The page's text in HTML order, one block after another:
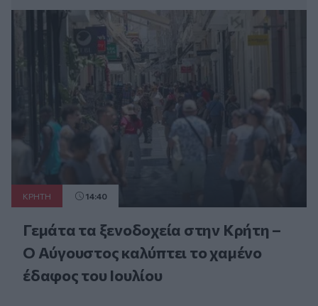
ΚΡΗΤΗ 14:40
Γεμάτα τα ξενοδοχεία στην Κρήτη –
Ο Αύγουστος καλύπτει το χαμένο
έδαφος του Ιουλίου